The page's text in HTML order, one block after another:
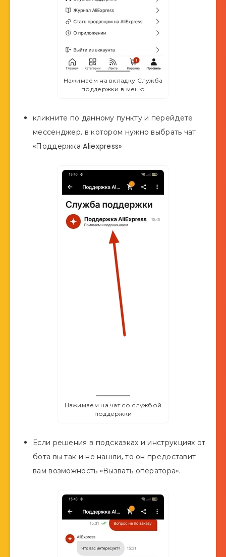
Нажимаем на вкладку Служба
поддержки в меню
кликните по данному пункту и перейдете
мессенджер, в котором нужно выбрать чат
«Поддержка Aliexpress»
Нажимаем на чат со службой
поддержки
Если решения в подсказках и инструкциях от
бота вы так и не нашли, то он предоставит
вам возможность «Вызвать оператора».